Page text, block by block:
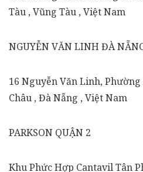
Tàu , Vũng Tàu , Việt Nam
NGUYỄN VĂN LINH ĐÀ
16 Nguyễn Văn Linh,
Châu , Đà Nẵng , Việt Nam
PARKSON QUẬN 2
Khu Phức Hợp Cantavil Tân